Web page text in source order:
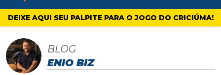
4oito
DEIXE AQUI SEU PALPITE PARA O JOGO DO CRICIÚMA!
BLOG
ENIO BIZ